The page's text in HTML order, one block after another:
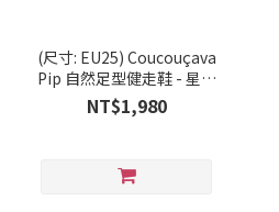
(尺寸: EU25) Coucouçava
Pip 自然足型健走鞋 - 星空
藍
NT$1,980